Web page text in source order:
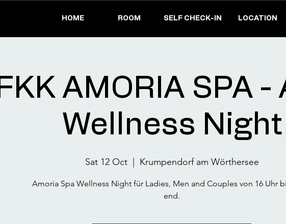
HOME ROOM SELF CHECK-IN LOCATION
FKK AMORIA SPA -
Wellness Night
Sat 12 Oct
  |
Krumpendorf am Wörthersee
Amoria Spa Wellness Night für Ladies, Men and Couples von 16 Uhr
end.